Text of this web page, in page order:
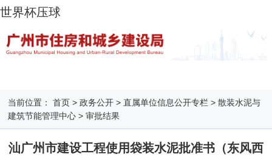
世界杯压球
当前位置： 首页 >政务公开 >直属单位信息公开专栏 >散装水泥与
建筑节能管理中心 >审批结果
汕广州市建设工程使用袋装水泥批准书（东风西